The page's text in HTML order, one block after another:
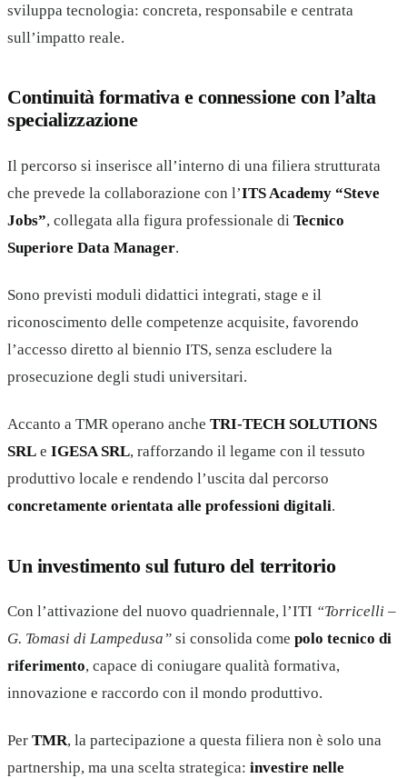
sviluppa tecnologia: concreta, responsabile e centrata
sull’impatto reale.
Continuità formativa e connessione con l’alta
specializzazione
Il percorso si inserisce all’interno di una filiera strutturata
che prevede la collaborazione con l’ITS Academy “Steve
Jobs”, collegata alla figura professionale di Tecnico
Superiore Data Manager.
Sono previsti moduli didattici integrati, stage e il
riconoscimento delle competenze acquisite, favorendo
l’accesso diretto al biennio ITS, senza escludere la
prosecuzione degli studi universitari.
Accanto a TMR operano anche TRI-TECH SOLUTIONS
SRL e IGESA SRL, rafforzando il legame con il tessuto
produttivo locale e rendendo l’uscita dal percorso
concretamente orientata alle professioni digitali.
Un investimento sul futuro del territorio
Con l’attivazione del nuovo quadriennale, l’ITI “Torricelli –
G. Tomasi di Lampedusa” si consolida come polo tecnico di
riferimento, capace di coniugare qualità formativa,
innovazione e raccordo con il mondo produttivo.
Per TMR, la partecipazione a questa filiera non è solo una
partnership, ma una scelta strategica: investire nelle